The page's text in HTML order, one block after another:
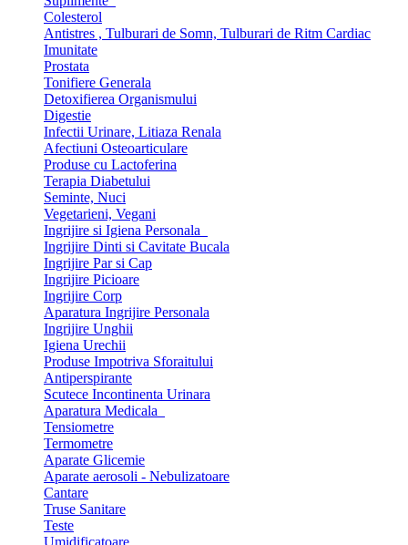
Colesterol
Antistres , Tulburari de Somn, Tulburari de Ritm Cardiac
Imunitate
Prostata
Tonifiere Generala
Detoxifierea Organismului
Digestie
Infectii Urinare, Litiaza Renala
Afectiuni Osteoarticulare
Produse cu Lactoferina
Terapia Diabetului
Seminte, Nuci
Vegetarieni, Vegani
Ingrijire si Igiena Personala
Ingrijire Dinti si Cavitate Bucala
Ingrijire Par si Cap
Ingrijire Picioare
Ingrijire Corp
Aparatura Ingrijire Personala
Ingrijire Unghii
Igiena Urechii
Produse Impotriva Sforaitului
Antiperspirante
Scutece Incontinenta Urinara
Aparatura Medicala
Tensiometre
Termometre
Aparate Glicemie
Aparate aerosoli - Nebulizatoare
Cantare
Truse Sanitare
Teste
Umidificatoare